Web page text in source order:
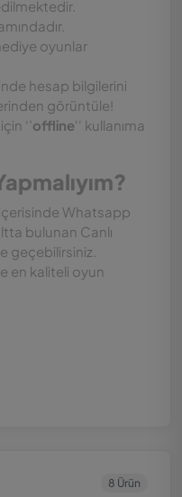
oyunlar
hesap bilgilerini
görüntüle!
‘’offline'' kullanıma
Whatsapp
bulunan Canlı
geçebilirsiniz.
en kaliteli oyun
8 Ürün